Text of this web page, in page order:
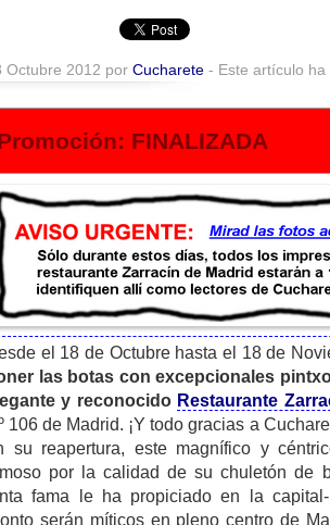
Octubre 2012 por Cucharete - Este artículo
FINALIZADA
el 18 de Octubre hasta el 18 de
las botas con excepcionales
y reconocido Restaurante
106 de Madrid. ¡Y todo gracias a
su reapertura, este magnífico y
por la calidad de su chuletón de
fama le ha propiciado en la
serán míticos en pleno centro de